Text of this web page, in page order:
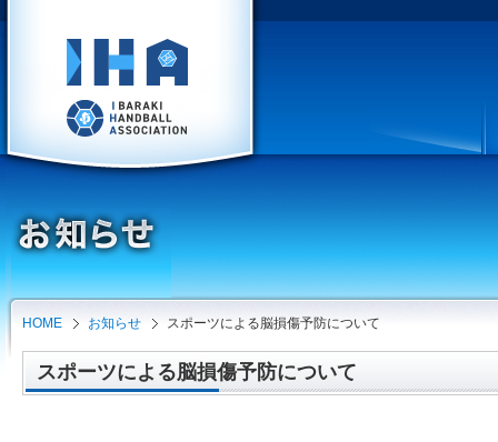
HOME お知らせ スポーツによる脳損傷予防について
スポーツによる脳損傷予防について